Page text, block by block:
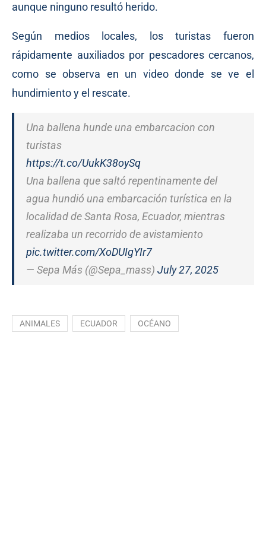
aunque ninguno resultó herido.
Según medios locales, los turistas fueron
rápidamente auxiliados por pescadores cercanos,
como se observa en un video donde se ve el
hundimiento y el rescate.
Una ballena hunde una embarcacion con
turistas
https://t.co/UukK38oySq
Una ballena que saltó repentinamente del
agua hundió una embarcación turística en la
localidad de Santa Rosa, Ecuador, mientras
realizaba un recorrido de avistamiento
pic.twitter.com/XoDUIgYIr7
— Sepa Más (@Sepa_mass) July 27, 2025
ANIMALES ECUADOR OCÉANO